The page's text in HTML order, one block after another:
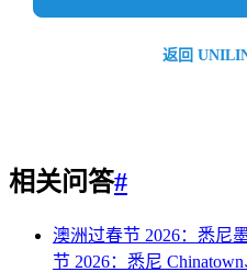
返回
相关问答#
澳洲过春节 2026：悉尼
节 2026：悉尼